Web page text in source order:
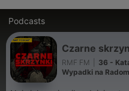
Podcasts
Czarne
RMF FM
36 -
Wypadki na